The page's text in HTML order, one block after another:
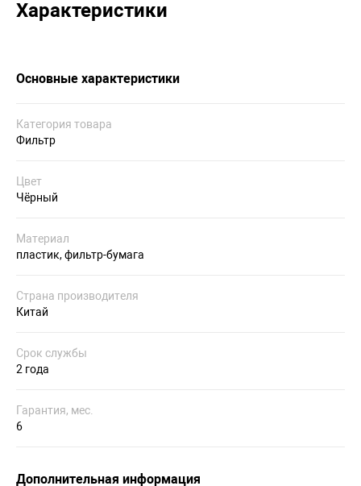
Характеристики
Основные характеристики
Категория товара
Фильтр
Цвет
Чёрный
Материал
пластик, фильтр-бумага
Страна производителя
Китай
Срок службы
2 года
Гарантия, мес.
6
Дополнительная информация